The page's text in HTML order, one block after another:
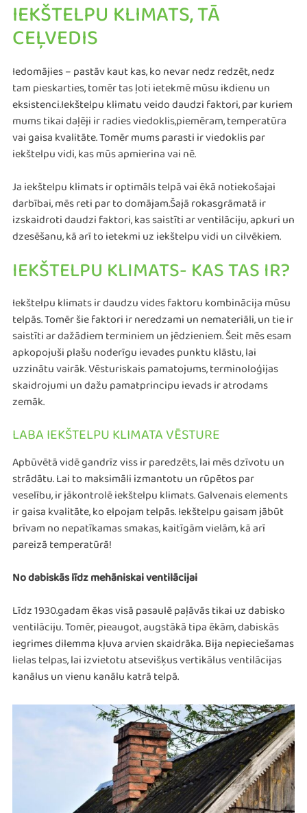
IEKŠTELPU KLIMATS, TĀ
CEĻVEDIS
Iedomājies – pastāv kaut kas, ko nevar nedz redzēt, nedz
tam pieskarties, tomēr tas ļoti ietekmē mūsu ikdienu un
eksistenci.Iekštelpu klimatu veido daudzi faktori, par kuriem
mums tikai daļēji ir radies viedoklis,piemēram, temperatūra
vai gaisa kvalitāte. Tomēr mums parasti ir viedoklis par
iekštelpu vidi, kas mūs apmierina vai nē.
Ja iekštelpu klimats ir optimāls telpā vai ēkā notiekošajai
darbībai, mēs reti par to domājam.Šajā rokasgrāmatā ir
izskaidroti daudzi faktori, kas saistīti ar ventilāciju, apkuri un
dzesēšanu, kā arī to ietekmi uz iekštelpu vidi un cilvēkiem.
IEKŠTELPU KLIMATS- KAS TAS IR?
Iekštelpu klimats ir daudzu vides faktoru kombinācija mūsu
telpās. Tomēr šie faktori ir neredzami un nemateriāli, un tie ir
saistīti ar dažādiem terminiem un jēdzieniem. Šeit mēs esam
apkopojuši plašu noderīgu ievades punktu klāstu, lai
uzzinātu vairāk. Vēsturiskais pamatojums, terminoloģijas
skaidrojumi un dažu pamatprincipu ievads ir atrodams
zemāk.
LABA IEKŠTELPU KLIMATA VĒSTURE
Apbūvētā vidē gandrīz viss ir paredzēts, lai mēs dzīvotu un
strādātu. Lai to maksimāli izmantotu un rūpētos par
veselību, ir jākontrolē iekštelpu klimats. Galvenais elements
ir gaisa kvalitāte, ko elpojam telpās. Iekštelpu gaisam jābūt
brīvam no nepatīkamas smakas, kaitīgām vielām, kā arī
pareizā temperatūrā!
No dabiskās līdz mehāniskai ventilācijai
Līdz 1930.gadam ēkas visā pasaulē paļāvās tikai uz dabisko
ventilāciju. Tomēr, pieaugot, augstākā tipa ēkām, dabiskās
iegrimes dilemma kļuva arvien skaidrāka. Bija nepieciešamas
lielas telpas, lai izvietotu atsevišķus vertikālus ventilācijas
kanālus un vienu kanālu katrā telpā.